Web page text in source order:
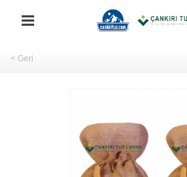
< Geri